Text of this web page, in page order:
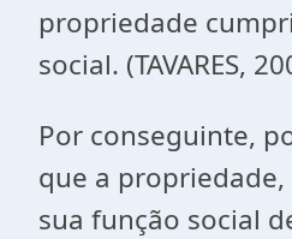
propriedade
social. (TAVARES,
Por conseguinte,
que a
sua função social